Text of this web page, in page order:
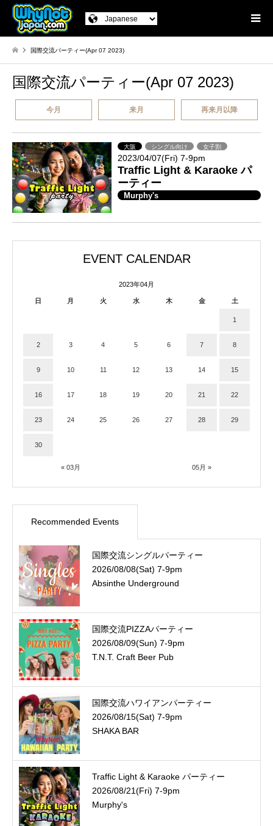
国際交流パーティー(Apr 07 2023)
国際交流パーティー(Apr 07 2023)
今月 来月 再来月以降
大阪 シングル向け 女子割
2023/04/07(Fri) 7-9pm
Traffic Light & Karaoke パ
ーティー
Murphy's
EVENT CALENDAR
2023年04月
日 月 火 水 木 金 土
« 03月 05月 »
1
2 3 4 5 6 7 8
9 10 11 12 13 14 15
16 17 18 19 20 21 22
23 24 25 26 27 28 29
30
Recommended Events
国際交流シングルパーティー
2026/08/08(Sat) 7-9pm
Absinthe Underground
国際交流PIZZAパーティー
2026/08/09(Sun) 7-9pm
T.N.T. Craft Beer Pub
国際交流ハワイアンパーティー
2026/08/15(Sat) 7-9pm
SHAKA BAR
Traffic Light & Karaoke パーティー
2026/08/21(Fri) 7-9pm
Murphy's